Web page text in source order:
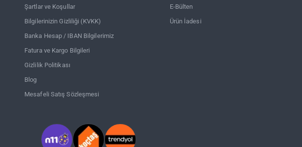
Şartlar ve Koşullar
Bilgilerinizin Gizliliği (KVKK)
Banka Hesap / IBAN Bilgilerimiz
Fatura ve Kargo Bilgileri
Gizlilik Politikası
Blog
Mesafeli Satış Sözleşmesi
E-Bülten
Ürün İadesi